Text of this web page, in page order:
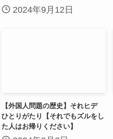
2024年9月12日
【外国人問題の歴史】それヒデ
ひとりがたり【それでもズルをし
た人はお帰りください】